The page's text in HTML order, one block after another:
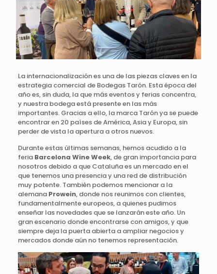
La internacionalización es una de las piezas claves en la
estrategia comercial de Bodegas Tarón. Esta época del
año es, sin duda, la que más eventos y ferias concentra,
y nuestra bodega está presente en las más
importantes. Gracias a ello, la marca Tarón ya se puede
encontrar en 20 países de América, Asia y Europa, sin
perder de vista la apertura a otros nuevos.
Durante estas últimas semanas, hemos acudido a la
feria Barcelona Wine Week, de gran importancia para
nosotros debido a que Cataluña es un mercado en el
que tenemos una presencia y una red de distribución
muy potente. También podemos mencionar a la
alemana Prowein, donde nos reunimos con clientes,
fundamentalmente europeos, a quienes pudimos
enseñar las novedades que se lanzarán este año. Un
gran escenario donde encontrarse con amigos, y que
siempre deja la puerta abierta a ampliar negocios y
mercados donde aún no tenemos representación.